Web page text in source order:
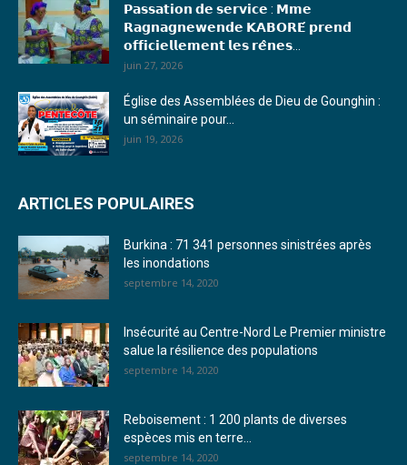
18. Journal du mardi 04 janvier 2023 - RS
19. Journal du mardi 03 janvier 2023 - RS
20. Journal du vendredi 30 décembre 2022 - Liliane Dera
24. Journal vendredi 23 décembre 2022 - Franck TAPSOBA
27. Journal jeudi 15 décembre 2022 - Rosalie SANA
𝗣𝗮𝘀𝘀𝗮𝘁𝗶𝗼𝗻 𝗱𝗲 𝘀𝗲𝗿𝘃𝗶𝗰𝗲 : 𝗠𝗺𝗲
𝗥𝗮𝗴𝗻𝗮𝗴𝗻𝗲𝘄𝗲𝗻𝗱𝗲 𝗞𝗔𝗕𝗢𝗥𝗘́ 𝗽𝗿𝗲𝗻𝗱
𝗼𝗳𝗳𝗶𝗰𝗶𝗲𝗹𝗹𝗲𝗺𝗲𝗻𝘁 𝗹𝗲𝘀 𝗿𝗲̂𝗻𝗲𝘀...
juin 27, 2026
Église des Assemblées de Dieu de Gounghin :
un séminaire pour...
juin 19, 2026
ARTICLES POPULAIRES
Burkina : 71 341 personnes sinistrées après
les inondations
septembre 14, 2020
Insécurité au Centre-Nord Le Premier ministre
salue la résilience des populations
septembre 14, 2020
Reboisement : 1 200 plants de diverses
espèces mis en terre...
septembre 14, 2020